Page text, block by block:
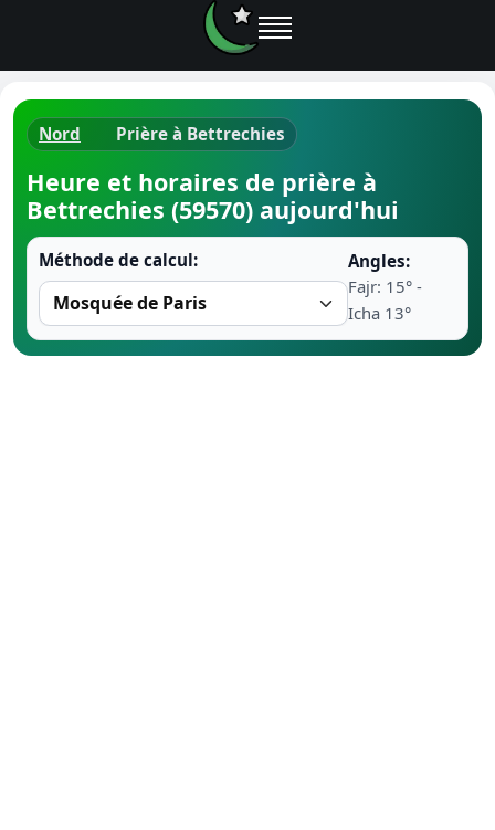
Ramadan
Nord Prière à Bettrechies
Heure et horaires de prière à
Bettrechies (59570) aujourd'hui
Méthode de calcul:
Angles:
Fajr: 15° -
Icha 13°